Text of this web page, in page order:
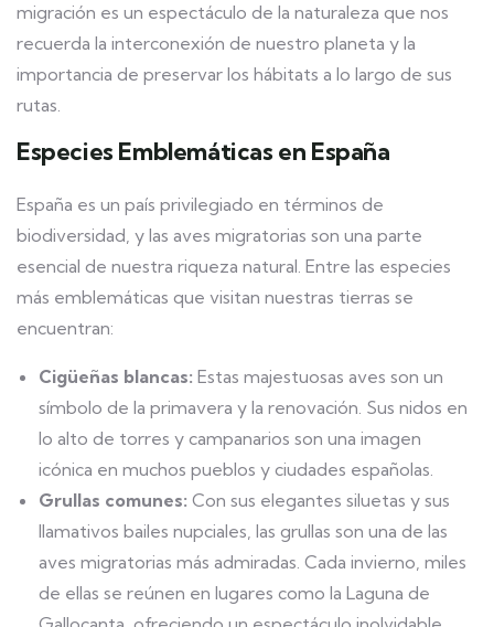
migración es un espectáculo de la naturaleza que nos
recuerda la interconexión de nuestro planeta y la
importancia de preservar los hábitats a lo largo de sus
rutas.
Especies Emblemáticas en España
España es un país privilegiado en términos de
biodiversidad, y las aves migratorias son una parte
esencial de nuestra riqueza natural. Entre las especies
más emblemáticas que visitan nuestras tierras se
encuentran:
Cigüeñas blancas: Estas majestuosas aves son un
símbolo de la primavera y la renovación. Sus nidos en
lo alto de torres y campanarios son una imagen
icónica en muchos pueblos y ciudades españolas.
Grullas comunes: Con sus elegantes siluetas y sus
llamativos bailes nupciales, las grullas son una de las
aves migratorias más admiradas. Cada invierno, miles
de ellas se reúnen en lugares como la Laguna de